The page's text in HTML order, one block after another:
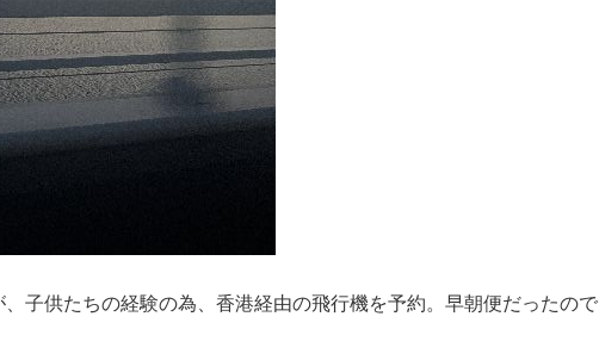
子供たちの経験の為、香港経由の飛行機を予約。早朝便だったので